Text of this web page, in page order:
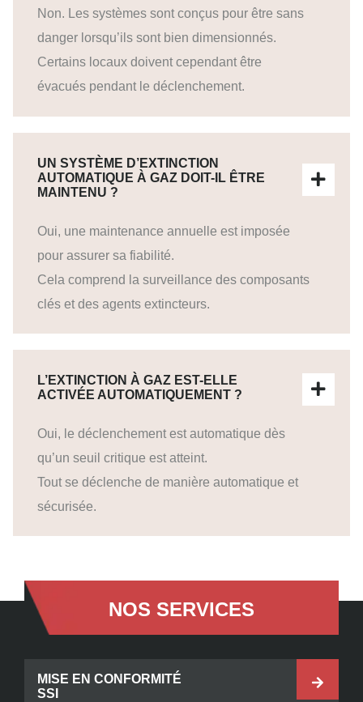
Non. Les systèmes sont conçus pour être sans
danger lorsqu’ils sont bien dimensionnés.
Certains locaux doivent cependant être
évacués pendant le déclenchement.
UN SYSTÈME D’EXTINCTION
AUTOMATIQUE À GAZ DOIT-IL ÊTRE
MAINTENU ?
Oui, une maintenance annuelle est imposée
pour assurer sa fiabilité.
Cela comprend la surveillance des composants
clés et des agents extincteurs.
L’EXTINCTION À GAZ EST-ELLE
ACTIVÉE AUTOMATIQUEMENT ?
Oui, le déclenchement est automatique dès
qu’un seuil critique est atteint.
Tout se déclenche de manière automatique et
sécurisée.
NOS SERVICES
MISE EN CONFORMITÉ
SSI